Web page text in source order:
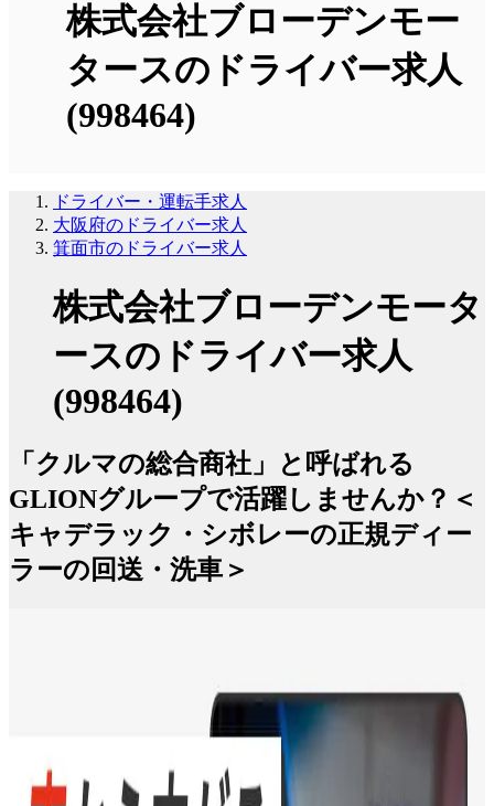
株式会社ブローデンモー
タースのドライバー求人
(998464)
ドライバー・運転手求人
大阪府のドライバー求人
箕面市のドライバー求人
株式会社ブローデンモータ
ースのドライバー求人
(998464)
「クルマの総合商社」と呼ばれる
GLIONグループで活躍しませんか？＜
キャデラック・シボレーの正規ディー
ラーの回送・洗車＞